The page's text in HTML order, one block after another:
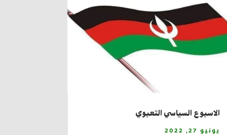
الاسبوع السياسي التعبوي
يونيو 27, 2022